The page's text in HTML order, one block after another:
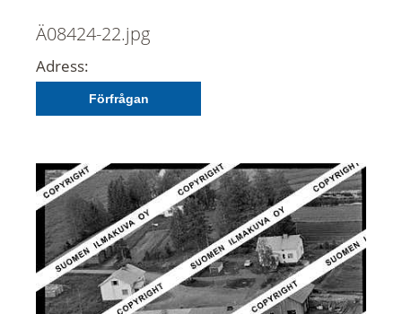
Ä08424-22.jpg
Adress:
Förfrågan